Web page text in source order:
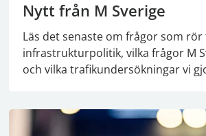
Nytt från M Sverige
Läs det senaste om frågor som rör
infrastrukturpolitik, vilka frågor M
och vilka trafikundersökningar vi